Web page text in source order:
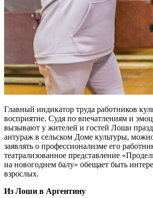
Главный индикатор труда работников
восприятие. Судя по впечатлениям и
вызывают у жителей и гостей Лоши
антураж в сельском Доме культуры,
заявлять о профессионализме его
театрализованное представление
на новогоднем балу» обещает быть
взрослых.
Из Лоши в Аргентину